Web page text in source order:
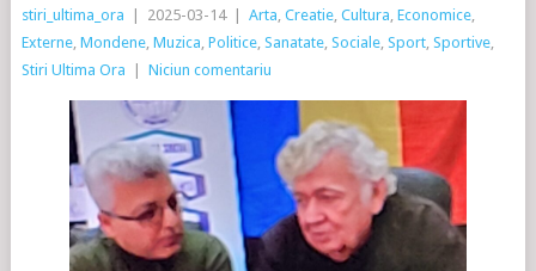
stiri_ultima_ora 2025-03-14 Arta, Creatie, Cultura, Economice,
Externe, Mondene, Muzica, Politice, Sanatate, Sociale, Sport, Sportive,
Stiri Ultima Ora
Niciun comentariu